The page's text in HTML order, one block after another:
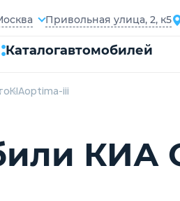
Привольная улица, 2, к5
Каталогавтомобилей
KIAoptima-iii
КИА